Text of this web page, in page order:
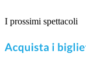
I prossimi spettacoli